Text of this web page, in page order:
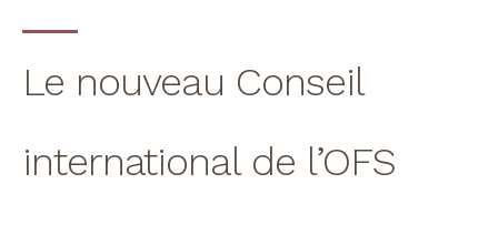
Le nouveau Conseil
international de l’OFS